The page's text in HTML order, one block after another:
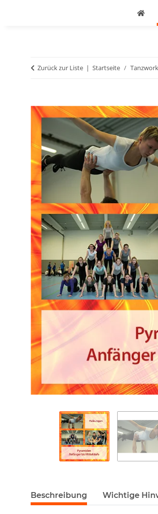
Zurück zur Liste Startseite
Beschreibung Wichtige